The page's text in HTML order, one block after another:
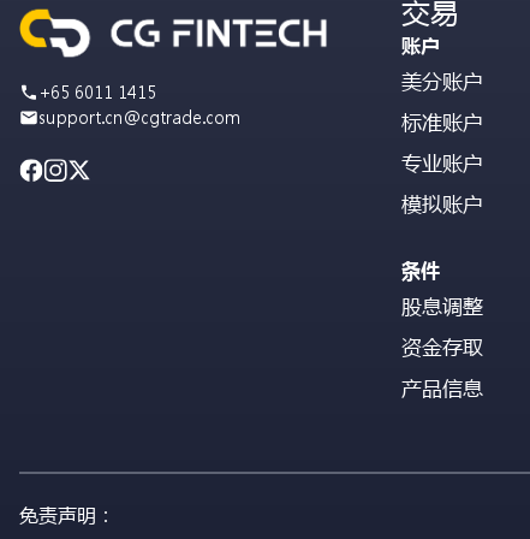
+65 6011 1415
support.cn@cgtrade.com
交易
账户
美分账户
标准账户
专业账户
模拟账户
条件
股息调整
资金存取
产品信息
免责声明：